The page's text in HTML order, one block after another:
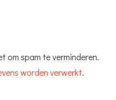
om spam te verminderen.
worden verwerkt.